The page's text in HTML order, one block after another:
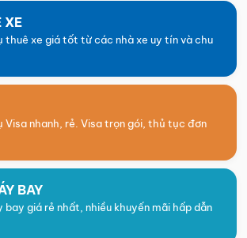
XE
thuê xe giá tốt từ các nhà xe uy tín và chu
Visa nhanh, rẻ. Visa trọn gói, thủ tục đơn
BAY
bay giá rẻ nhất, nhiều khuyến mãi hấp dẫn